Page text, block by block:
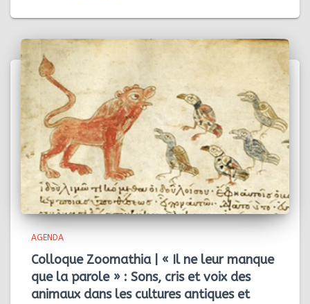
AGENDA
Colloque Zoomathia | « Il ne leur manque
que la parole » : Sons, cris et voix des
animaux dans les cultures antiques et